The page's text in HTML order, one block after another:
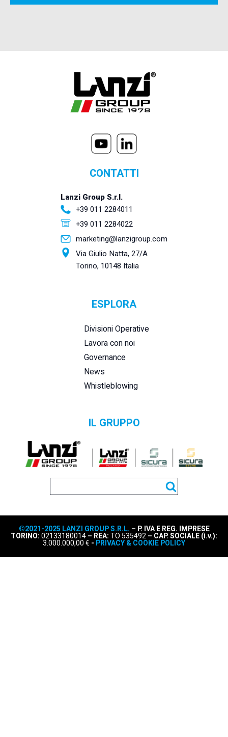
CONTATTI
Lanzi Group S.r.l.
+39 011 2284011
+39 011 2284022
marketing@lanzigroup.com
Via Giulio Natta, 27/A
Torino, 10148 Italia
ESPLORA
Divisioni Operative
Lavora con noi
Governance
News
Whistleblowing
IL GRUPPO
©2021-2025 LANZI GROUP S.R.L. – P. IVA E REG. IMPRESE
TORINO:02133180014– REA:TO 535492– CAP. SOCIALE (i.v.):
3.000.000,00 € - PRIVACY & COOKIE POLICY